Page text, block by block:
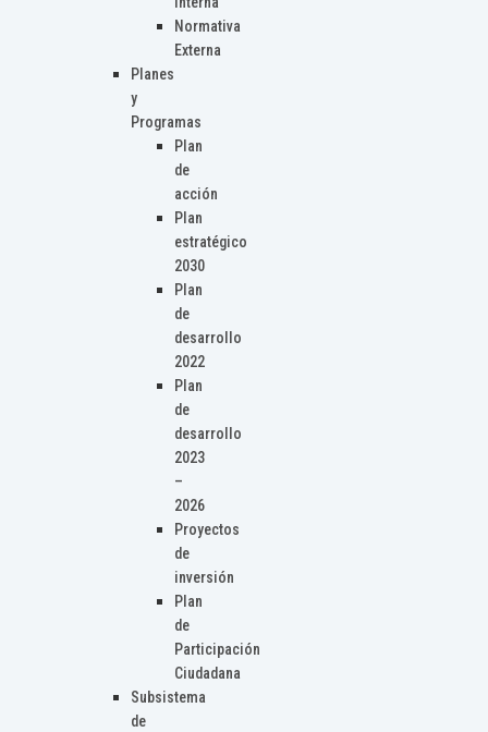
Normativa
Externa
Planes
y
Programas
Plan
de
acción
Plan
estratégico
2030
Plan
de
desarrollo
2022
Plan
de
desarrollo
2023
–
2026
Proyectos
de
inversión
Plan
de
Participación
Ciudadana
Subsistema
de